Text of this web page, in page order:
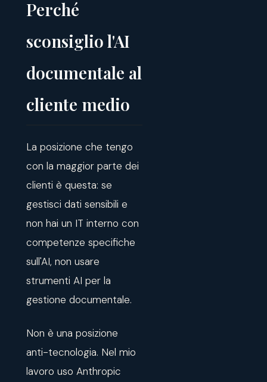
Perché
sconsiglio l'AI
documentale al
cliente medio
La posizione che tengo
con la maggior parte dei
clienti è questa: se
gestisci dati sensibili e
non hai un IT interno con
competenze specifiche
sull'AI, non usare
strumenti AI per la
gestione documentale.
Non è una posizione
anti-tecnologia. Nel mio
lavoro uso Anthropic